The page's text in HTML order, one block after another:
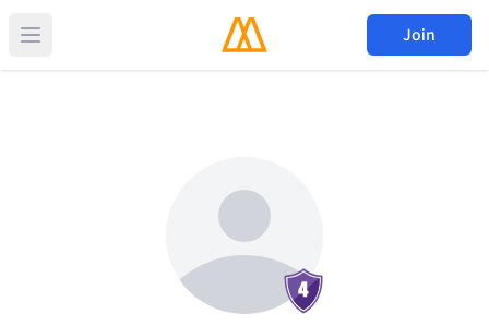
Join